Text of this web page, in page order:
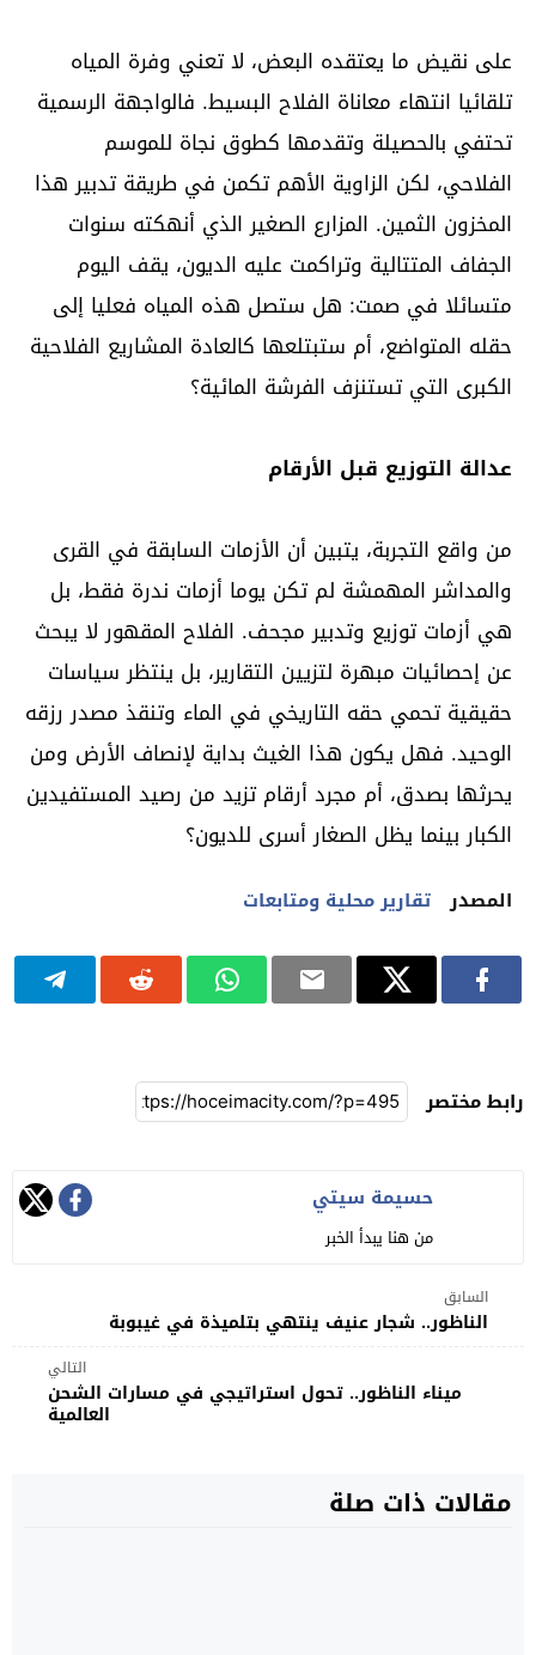
على نقيض ما يعتقده البعض، لا تعني وفرة المياه
تلقائيا انتهاء معاناة الفلاح البسيط. فالواجهة الرسمية
تحتفي بالحصيلة وتقدمها كطوق نجاة للموسم
الفلاحي، لكن الزاوية الأهم تكمن في طريقة تدبير هذا
المخزون الثمين. المزارع الصغير الذي أنهكته سنوات
الجفاف المتتالية وتراكمت عليه الديون، يقف اليوم
متسائلا في صمت: هل ستصل هذه المياه فعليا إلى
حقله المتواضع، أم ستبتلعها كالعادة المشاريع الفلاحية
الكبرى التي تستنزف الفرشة المائية؟
عدالة التوزيع قبل الأرقام
من واقع التجربة، يتبين أن الأزمات السابقة في القرى
والمداشر المهمشة لم تكن يوما أزمات ندرة فقط، بل
هي أزمات توزيع وتدبير مجحف. الفلاح المقهور لا يبحث
عن إحصائيات مبهرة لتزيين التقارير، بل ينتظر سياسات
حقيقية تحمي حقه التاريخي في الماء وتنقذ مصدر رزقه
الوحيد. فهل يكون هذا الغيث بداية لإنصاف الأرض ومن
يحرثها بصدق، أم مجرد أرقام تزيد من رصيد المستفيدين
الكبار بينما يظل الصغار أسرى للديون؟
المصدر تقارير محلية ومتابعات
رابط مختصر
حسيمة سيتي
من هنا يبدأ الخبر
السابق
الناظور.. شجار عنيف ينتهي بتلميذة في غيبوبة
التالي
ميناء الناظور.. تحول استراتيجي في مسارات الشحن
العالمية
مقالات ذات صلة